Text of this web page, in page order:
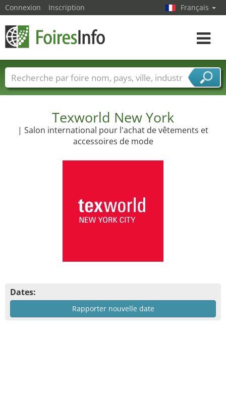
Texworld New York
| Salon international pour l'achat de vêtements et
accessoires de mode
Dates:
Rapporter nouvelle date
Connexion Inscription Français
Toggle
Foire noms Pays Villes
Secteurs de foire